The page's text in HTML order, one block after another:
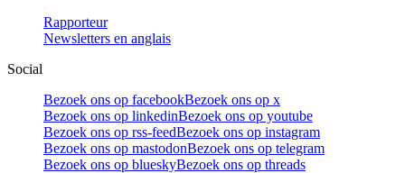
Rapporteur
Newsletters en anglais
Social
Bezoek ons op facebookBezoek ons op x
Bezoek ons op linkedinBezoek ons op youtube
Bezoek ons op rss-feedBezoek ons op instagram
Bezoek ons op mastodonBezoek ons op telegram
Bezoek ons op blueskyBezoek ons op threads